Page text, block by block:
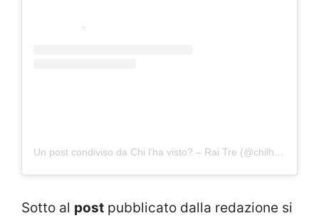
Un post condiviso da Chi l’ha visto? – Rai Tre (@chilhavistoraitre)
Sotto al post pubblicato dalla redazione si